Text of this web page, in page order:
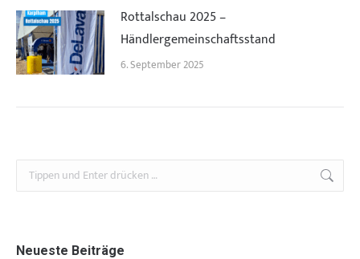
Rottalschau 2025 –
Händlergemeinschaftsstand
6. September 2025
Search:
Neueste Beiträge